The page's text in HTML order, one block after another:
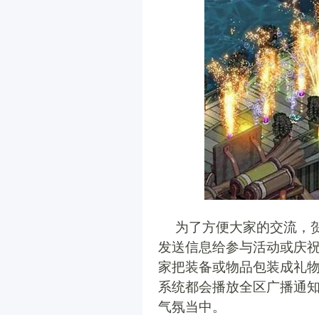
为了方便大家的交流，
发送信息给参与活动或庆
家把装备或物品包装成礼
系统都会播放全区广播通
气氛当中。